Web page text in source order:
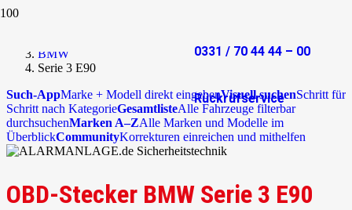
0331 / 70 44 44 – 00
Rückrufservice
BMW
Serie 3 E90
Such-AppMarke + Modell direkt eingebenVisuell suchenSchritt für
Schritt nach KategorieGesamtlisteAlle Fahrzeuge filterbar
durchsuchenMarken A–ZAlle Marken und Modelle im
ÜberblickCommunityKorrekturen einreichen und mithelfen
OBD-Stecker BMW Serie 3 E90